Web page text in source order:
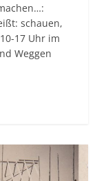
schauen,
17 Uhr im
Weggen